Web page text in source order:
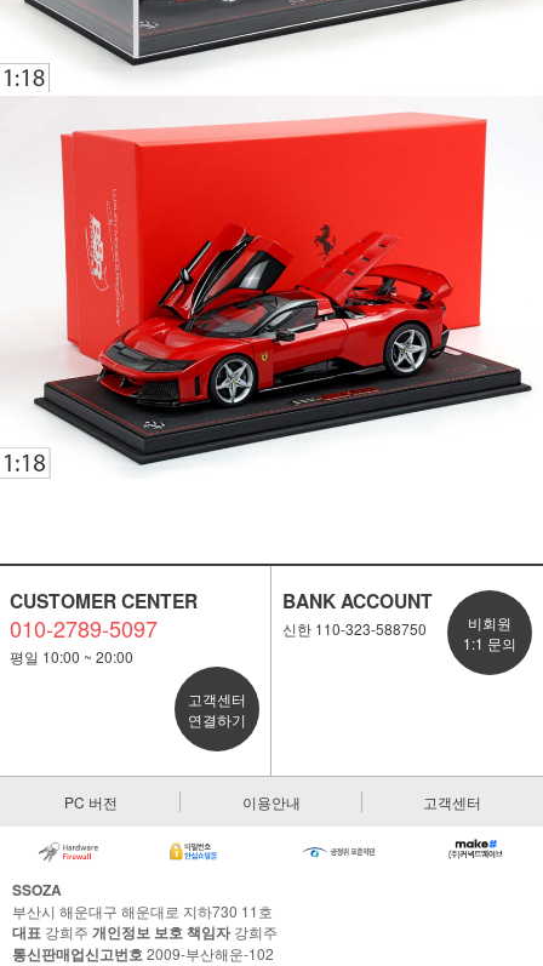
CUSTOMER CENTER
010-2789-5097
평일 10:00 ~ 20:00
고객센터
연결하기
BANK ACCOUNT
신한 110-323-588750
비회원
1:1 문의
PC 버전 이용안내 고객센터
SSOZA
부산시 해운대구 해운대로 지하730 11호
대표 강희주 개인정보 보호 책임자강희주
통신판매업신고번호2009-부산해운-102